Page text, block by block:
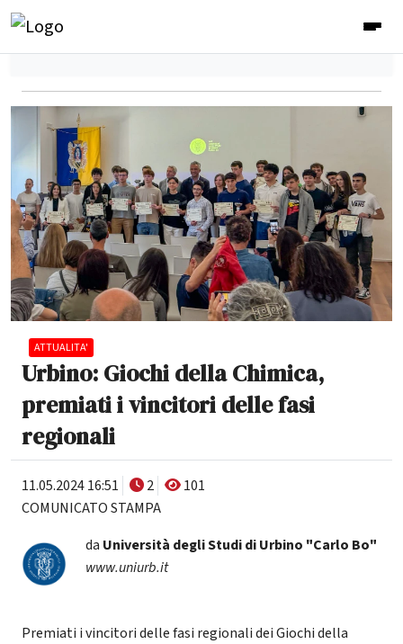
ATTUALITA'
Urbino: Giochi della Chimica,
premiati i vincitori delle fasi
regionali
11.05.2024 16:51 2
101
COMUNICATO STAMPA
da Università degli Studi di Urbino "Carlo Bo"
www.uniurb.it
Premiati i vincitori delle fasi regionali dei Giochi della